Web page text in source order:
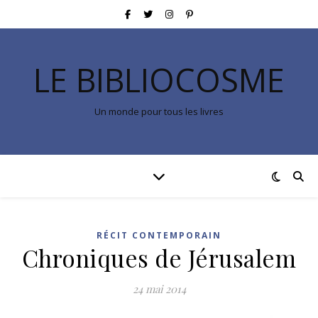
LE BIBLIOCOSME
Un monde pour tous les livres
RÉCIT CONTEMPORAIN
Chroniques de Jérusalem
24 mai 2014